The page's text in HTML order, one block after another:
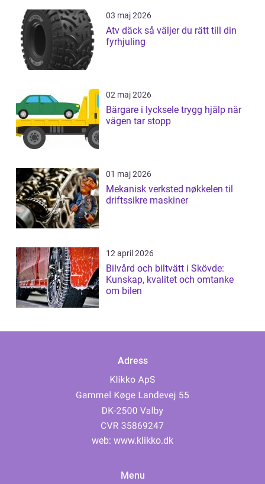
03 maj 2026
Atv däck så väljer du rätt till din
fyrhjuling
02 maj 2026
Bärgare i lycksele trygg hjälp när
vägen tar stopp
01 maj 2026
Mekanisk verksted nøkkelen til
driftssikre maskiner
12 april 2026
Bilvård och biltvätt i Skövde:
Kunskap, kvalitet och omtanke
om bilen
Adress
web: www.klikko.dk
Menu